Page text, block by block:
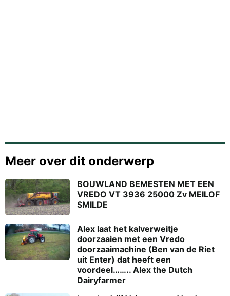
Meer over dit onderwerp
BOUWLAND BEMESTEN MET EEN
VREDO VT 3936 25000 Zv MEILOF
SMILDE
Alex laat het kalverweitje
doorzaaien met een Vredo
doorzaaimachine (Ben van de Riet
uit Enter) dat heeft een
voordeel…….. Alex the Dutch
Dairyfarmer